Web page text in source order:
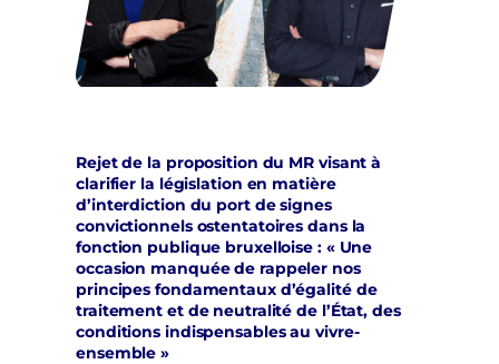
Rejet de la proposition du MR visant à
clarifier la législation en matière
d’interdiction du port de signes
convictionnels ostentatoires dans la
fonction publique bruxelloise : « Une
occasion manquée de rappeler nos
principes fondamentaux d’égalité de
traitement et de neutralité de l’État, des
conditions indispensables au vivre-
ensemble »